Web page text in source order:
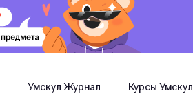
Умскул Журнал Курсы Умскул